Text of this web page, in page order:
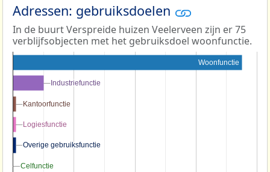
Adressen: gebruiksdoelen
In de buurt Verspreide huizen Veelerveen zijn er 75
verblijfsobjecten met het gebruiksdoel woonfunctie.
Woonfunctie
Industriefunctie
Industriefunctie
Kantoorfunctie
Kantoorfunctie
Logiesfunctie
Logiesfunctie
Overige gebruiksfunctie
Overige gebruiksfunctie
Celfunctie
Celfunctie